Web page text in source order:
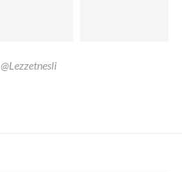
@Lezzetnesli